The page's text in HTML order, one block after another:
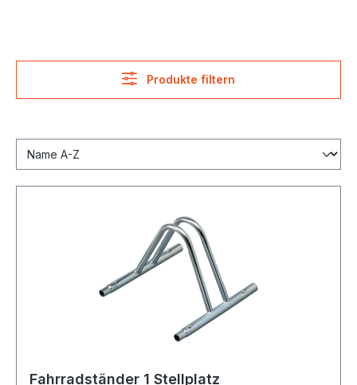
Produkte filtern
Fahrradständer 1 Stellplatz